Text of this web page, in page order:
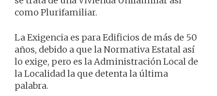
como Plurifamiliar.
La Exigencia es para Edificios de más de 50
años, debido a que la Normativa Estatal así
lo exige, pero es la Administración Local de
la Localidad la que detenta la última
palabra.